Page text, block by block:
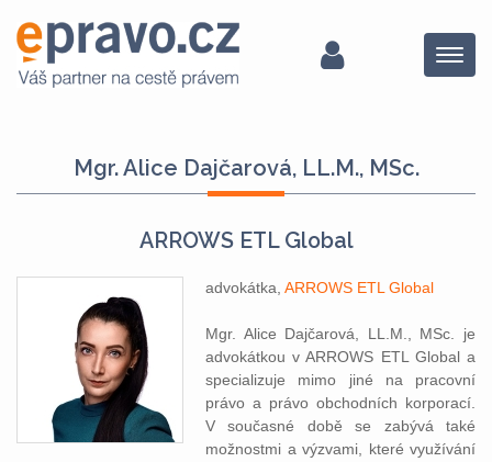
Menu
Mgr. Alice Dajčarová, LL.M., MSc.
ARROWS ETL Global
advokátka, ARROWS ETL Global
Mgr. Alice Dajčarová, LL.M., MSc. je
advokátkou v ARROWS ETL Global a
specializuje mimo jiné na pracovní
právo a právo obchodních korporací.
V současné době se zabývá také
možnostmi a výzvami, které využívání